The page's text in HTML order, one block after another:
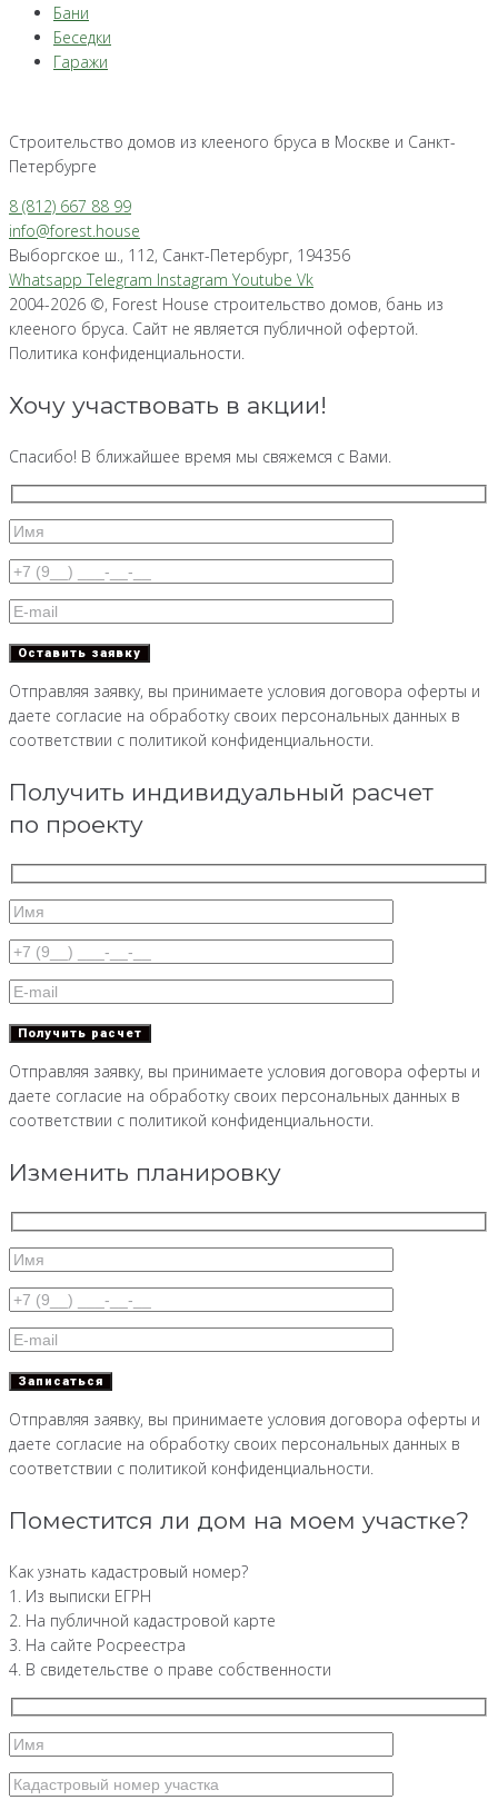
Бани
Беседки
Гаражи
Строительство домов из клееного бруса в Москве и Санкт-
Петербурге
8 (812) 667 88 99
info@forest.house
Выборгское ш., 112, Санкт-Петербург, 194356
Whatsapp Telegram Instagram Youtube Vk
2004-2026 ©, Forest House строительство домов, бань из
клееного бруса. Сайт не является публичной офертой.
Политика конфиденциальности.
Хочу участвовать в акции!
Спасибо! В ближайшее время мы свяжемся с Вами.
Отправляя заявку, вы принимаете условия договора оферты и
даете согласие на обработку своих персональных данных в
соответствии с политикой конфиденциальности.
Получить индивидуальный расчет
по проекту
Отправляя заявку, вы принимаете условия договора оферты и
даете согласие на обработку своих персональных данных в
соответствии с политикой конфиденциальности.
Изменить планировку
Отправляя заявку, вы принимаете условия договора оферты и
даете согласие на обработку своих персональных данных в
соответствии с политикой конфиденциальности.
Поместится ли дом на моем участке?
Как узнать кадастровый номер?
1. Из выписки ЕГРН
2. На публичной кадастровой карте
3. На сайте Росреестра
4. В свидетельстве о праве собственности